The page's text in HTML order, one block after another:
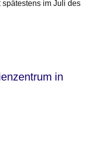
im Juli des
in